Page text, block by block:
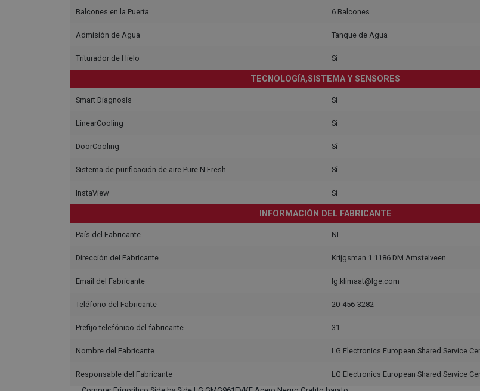
Balcones en la Puerta 6 Balcones
Admisión de Agua Tanque de Agua
Triturador de Hielo Sí
TECNOLOGÍA,SISTEMA Y SENSORES
Smart Diagnosis Sí
LinearCooling Sí
DoorCooling Sí
Sistema de purificación de aire Pure N Fresh Sí
InstaView Sí
INFORMACIÓN DEL FABRICANTE
País del Fabricante NL
Dirección del Fabricante Krijgsman 1 1186 DM Amstelveen
Email del Fabricante lg.klimaat@lge.com
Teléfono del Fabricante 20-456-3282
Prefijo telefónico del fabricante 31
Nombre del Fabricante LG Electronics European Shared Service
Responsable del Fabricante
LG Electronics European Shared Service